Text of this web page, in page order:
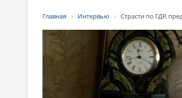
Главная Интервью Страсти по ГДР,